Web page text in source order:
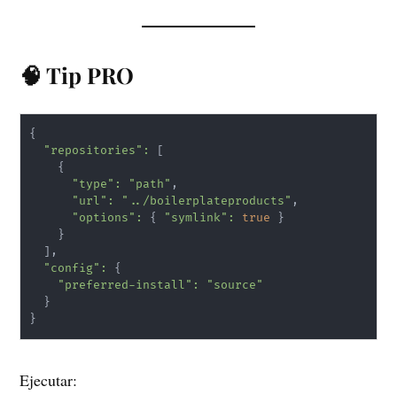
🧠 Tip PRO
{
"repositories" :
[
{
"type" : "path" ,
"url" : "../boilerplateproducts" ,
"options" : { "symlink" : true
}
}
] ,
"config" :
{
"preferred-install" :
"source"
}
}
Ejecutar: